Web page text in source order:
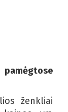
ženkliai